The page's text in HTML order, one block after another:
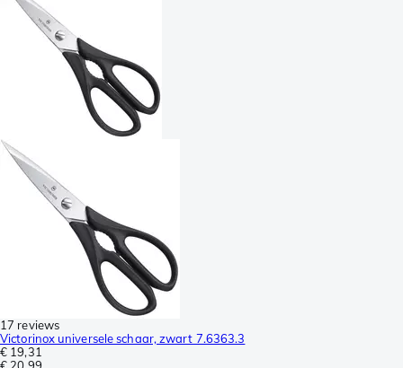
17 reviews
Victorinox universele schaar, zwart 7.6363.3
€ 19,31